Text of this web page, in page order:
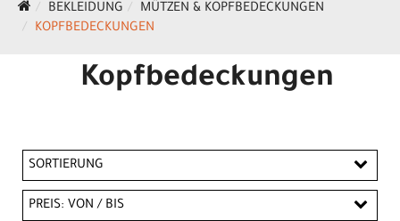
BEKLEIDUNG
MÜTZEN & KOPFBEDECKUNGEN
KOPFBEDECKUNGEN
Kopfbedeckungen
SORTIERUNG
PREIS: VON / BIS